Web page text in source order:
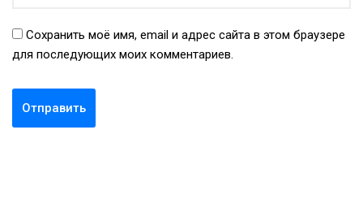
Сохранить моё имя, email и адрес сайта в этом браузере
для последующих моих комментариев.